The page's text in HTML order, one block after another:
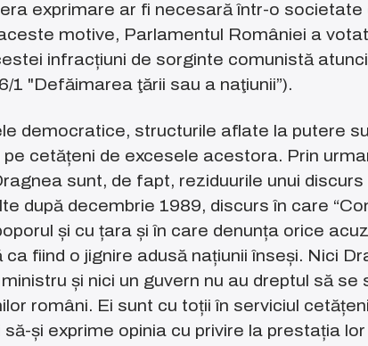
exprimare ar fi necesară într-o
motive, Parlamentul României a
infracțiuni de sorginte comunistă
1 "Defăimarea ţării sau a naţiunii”).
democratice, structurile aflate la putere
cetățeni de excesele acestora. Prin
sunt, de fapt, reziduurile unui
după decembrie 1989, discurs în care
și cu țara și în care denunța orice
fiind o jignire adusă națiunii înseși. Nici
și nici un guvern nu au dreptul să
români. Ei sunt cu toții în serviciul
și exprime opinia cu privire la prestația